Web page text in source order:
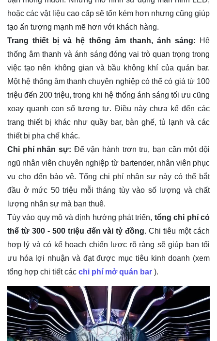
hoặc các vật liệu cao cấp sẽ tốn kém hơn nhưng cũng giúp
tạo ấn tượng mạnh mẽ hơn với khách hàng.
Trang thiết bị và hệ thống âm thanh, ánh sáng:
Hệ
thống âm thanh và ánh sáng đóng vai trò quan trọng trong
việc tạo nên không gian và bầu không khí của quán bar.
Một hệ thống âm thanh chuyên nghiệp có thể có giá từ 100
triệu đến 200 triệu, trong khi hệ thống ánh sáng tối ưu cũng
xoay quanh con số tương tự. Điều này chưa kể đến các
trang thiết bị khác như quầy bar, bàn ghế, tủ lạnh và các
thiết bị pha chế khác.
Chi phí nhân sự: Để vận hành trơn tru, bạn cần một đội
ngũ nhân viên chuyên nghiệp từ bartender, nhân viên phục
vụ cho đến bảo vệ. Tổng chi phí nhân sự này có thể bắt
đầu ở mức 50 triệu mỗi tháng tùy vào số lượng và chất
lượng nhân sự mà bạn thuê.
Tùy vào quy mô và định hướng phát triển, tổng chi phí có
thể từ 300 - 500 triệu đến vài tỷ đồng. Chi tiêu một cách
hợp lý và có kế hoạch chiến lược rõ ràng sẽ giúp bạn tối
ưu hóa lợi nhuận và đạt được mục tiêu kinh doanh (xem
tổng hợp chi tiết các chi phí mở quán bar ).